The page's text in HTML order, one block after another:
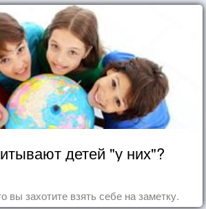
детей "у них"?
вы захотите взять себе на заметку.